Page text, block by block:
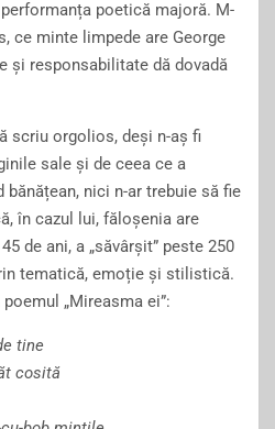
performanța poetică majoră. M-
ce minte limpede are George
și responsabilitate dă dovadă
scriu orgolios, deși n-aș fi
sale și de ceea ce a
bănățean, nici n-ar trebuie să fie
în cazul lui, făloșenia are
de ani, a „săvârșit” peste 250
tematică, emoție și stilistică.
poemul „Mireasma ei”:
tine
cosită